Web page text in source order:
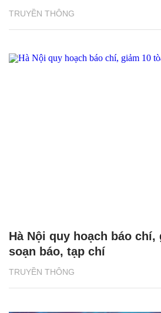
TRUYỀN THÔNG
TRUYỀN THÔNG
Hà Nội quy hoạch báo chí,
soạn báo, tạp chí